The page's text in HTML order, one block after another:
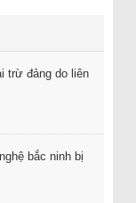
trừ đảng do liên
bắc ninh bị